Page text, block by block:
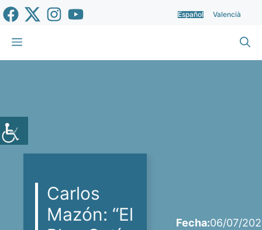
Saltar
al
contenido
Español Valencià
Menú
Carlos
Mazón: “El
Fecha:06/07/